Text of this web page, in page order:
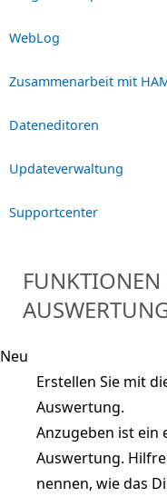
WebLog
Zusammenarbeit mit
Dateneditoren
Updateverwaltung
Supportcenter
Neu
Erstellen Sie mit
Auswertung.
Anzugeben ist ein
Auswertung.
nennen, wie das